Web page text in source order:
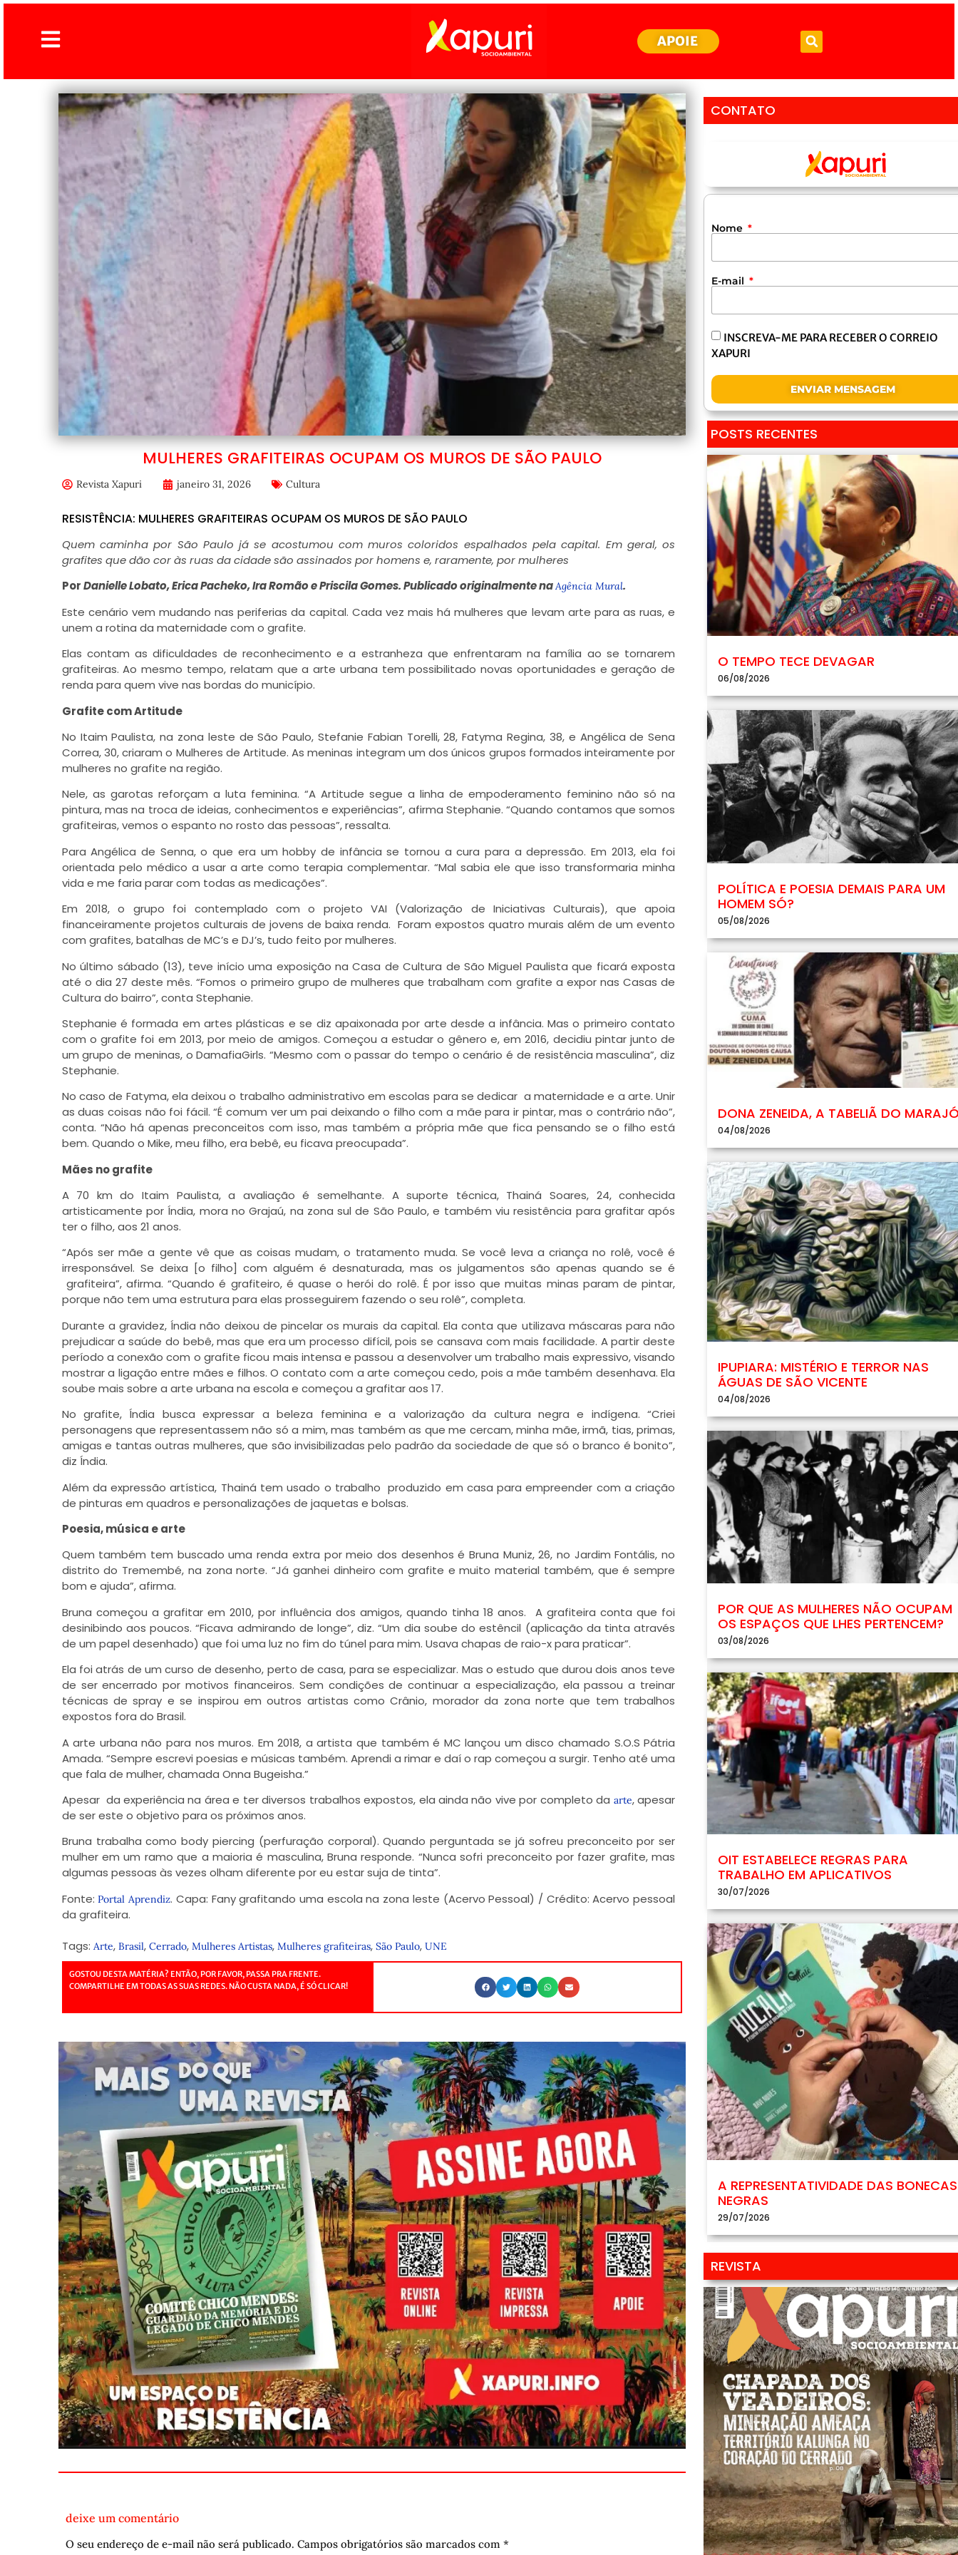
APOIE
MULHERES GRAFITEIRAS OCUPAM OS MUROS DE SÃO PAULO
Revista Xapuri janeiro 31, 2026 Cultura
RESISTÊNCIA: MULHERES GRAFITEIRAS OCUPAM OS MUROS DE SÃO PAULO
Quem caminha por São Paulo já se acostumou com muros coloridos espalhados pela capital. Em geral, os
grafites que dão cor às ruas da cidade são assinados por homens e, raramente, por mulheres
PorDanielle Lobato, Erica Pacheko, Ira Romão e Priscila Gomes. Publicado originalmente naAgência Mural.
Este cenário vem mudando nas periferias da capital. Cada vez mais há mulheres que levam arte para as ruas, e
unem a rotina da maternidade com o grafite.
Elas contam as dificuldades de reconhecimento e a estranheza que enfrentaram na família ao se tornarem
grafiteiras. Ao mesmo tempo, relatam que a arte urbana tem possibilitado novas oportunidades e geração de
renda para quem vive nas bordas do município.
Grafite com Artitude
No Itaim Paulista, na zona leste de São Paulo, Stefanie Fabian Torelli, 28, Fatyma Regina, 38, e Angélica de Sena
Correa, 30, criaram o Mulheres de Artitude. As meninas integram um dos únicos grupos formados inteiramente por
mulheres no grafite na região.
Nele, as garotas reforçam a luta feminina. “A Artitude segue a linha de empoderamento feminino não só na
pintura, mas na troca de ideias, conhecimentos e experiências”, afirma Stephanie. “Quando contamos que somos
grafiteiras, vemos o espanto no rosto das pessoas”, ressalta.
Para Angélica de Senna, o que era um hobby de infância se tornou a cura para a depressão. Em 2013, ela foi
orientada pelo médico a usar a arte como terapia complementar. “Mal sabia ele que isso transformaria minha
vida e me faria parar com todas as medicações”.
Em 2018, o grupo foi contemplado com o projeto VAI (Valorização de Iniciativas Culturais), que apoia
financeiramente projetos culturais de jovens de baixa renda. Foram expostos quatro murais além de um evento
com grafites, batalhas de MC’s e DJ’s, tudo feito por mulheres.
No último sábado (13), teve início uma exposição na Casa de Cultura de São Miguel Paulista que ficará exposta
até o dia 27 deste mês. “Fomos o primeiro grupo de mulheres que trabalham com grafite a expor nas Casas de
Cultura do bairro”, conta Stephanie.
Stephanie é formada em artes plásticas e se diz apaixonada por arte desde a infância. Mas o primeiro contato
com o grafite foi em 2013, por meio de amigos. Começou a estudar o gênero e, em 2016, decidiu pintar junto de
um grupo de meninas, o DamafiaGirls. “Mesmo com o passar do tempo o cenário é de resistência masculina”, diz
Stephanie.
No caso de Fatyma, ela deixou o trabalho administrativo em escolas para se dedicar a maternidade e a arte. Unir
as duas coisas não foi fácil. “É comum ver um pai deixando o filho com a mãe para ir pintar, mas o contrário não”,
conta. “Não há apenas preconceitos com isso, mas também a própria mãe que fica pensando se o filho está
bem. Quando o Mike, meu filho, era bebê, eu ficava preocupada”.
Mães no grafite
A 70 km do Itaim Paulista, a avaliação é semelhante. A suporte técnica, Thainá Soares, 24, conhecida
artisticamente por Índia, mora no Grajaú, na zona sul de São Paulo, e também viu resistência para grafitar após
ter o filho, aos 21 anos.
“Após ser mãe a gente vê que as coisas mudam, o tratamento muda. Se você leva a criança no rolê, você é
irresponsável. Se deixa [o filho] com alguém é desnaturada, mas os julgamentos são apenas quando se é
grafiteira”, afirma. “Quando é grafiteiro, é quase o herói do rolê. É por isso que muitas minas param de pintar,
porque não tem uma estrutura para elas prosseguirem fazendo o seu rolê”, completa.
Durante a gravidez, Índia não deixou de pincelar os murais da capital. Ela conta que utilizava máscaras para não
prejudicar a saúde do bebê, mas que era um processo difícil, pois se cansava com mais facilidade. A partir deste
período a conexão com o grafite ficou mais intensa e passou a desenvolver um trabalho mais expressivo, visando
mostrar a ligação entre mães e filhos. O contato com a arte começou cedo, pois a mãe também desenhava. Ela
soube mais sobre a arte urbana na escola e começou a grafitar aos 17.
No grafite, Índia busca expressar a beleza feminina e a valorização da cultura negra e indígena. “Criei
personagens que representassem não só a mim, mas também as que me cercam, minha mãe, irmã, tias, primas,
amigas e tantas outras mulheres, que são invisibilizadas pelo padrão da sociedade de que só o branco é bonito”,
diz Índia.
Além da expressão artística, Thainá tem usado o trabalho produzido em casa para empreender com a criação
de pinturas em quadros e personalizações de jaquetas e bolsas.
Poesia, música e arte
Quem também tem buscado uma renda extra por meio dos desenhos é Bruna Muniz, 26, no Jardim Fontális, no
distrito do Tremembé, na zona norte. “Já ganhei dinheiro com grafite e muito material também, que é sempre
bom e ajuda”, afirma.
Bruna começou a grafitar em 2010, por influência dos amigos, quando tinha 18 anos. A grafiteira conta que foi
desinibindo aos poucos. “Ficava admirando de longe”, diz. “Um dia soube do estêncil (aplicação da tinta através
de um papel desenhado) que foi uma luz no fim do túnel para mim. Usava chapas de raio-x para praticar”.
Ela foi atrás de um curso de desenho, perto de casa, para se especializar. Mas o estudo que durou dois anos teve
de ser encerrado por motivos financeiros. Sem condições de continuar a especialização, ela passou a treinar
técnicas de spray e se inspirou em outros artistas como Crânio, morador da zona norte que tem trabalhos
expostos fora do Brasil.
A arte urbana não para nos muros. Em 2018, a artista que também é MC lançou um disco chamado S.O.S Pátria
Amada. “Sempre escrevi poesias e músicas também. Aprendi a rimar e daí o rap começou a surgir. Tenho até uma
que fala de mulher, chamada Onna Bugeisha.”
Apesar da experiência na área e ter diversos trabalhos expostos, ela ainda não vive por completo da arte, apesar
de ser este o objetivo para os próximos anos.
Bruna trabalha como body piercing (perfuração corporal). Quando perguntada se já sofreu preconceito por ser
mulher em um ramo que a maioria é masculina, Bruna responde. “Nunca sofri preconceito por fazer grafite, mas
algumas pessoas às vezes olham diferente por eu estar suja de tinta”.
Fonte:Portal Aprendiz. Capa: Fany grafitando uma escola na zona leste (Acervo Pessoal) / Crédito: Acervo pessoal
da grafiteira.
Tags: Arte, Brasil, Cerrado, Mulheres Artistas, Mulheres grafiteiras, São Paulo, UNE
GOSTOU DESTA MATÉRIA? ENTÃO, POR FAVOR, PASSA PRA FRENTE.
COMPARTILHE EM TODAS AS SUAS REDES. NÃO CUSTA NADA, É SÓ CLICAR!
deixe um comentário
O seu endereço de e-mail não será publicado. Campos obrigatórios são marcados com *
CONTATO
Nome
E-mail
INSCREVA-ME PARA RECEBER O CORREIO
XAPURI
ENVIAR MENSAGEM
POSTS RECENTES
O TEMPO TECE DEVAGAR
06/08/2026
POLÍTICA E POESIA DEMAIS PARA UM
HOMEM SÓ?
05/08/2026
DONA ZENEIDA, A TABELIÃ DO
04/08/2026
IPUPIARA: MISTÉRIO E TERROR NAS
ÁGUAS DE SÃO VICENTE
04/08/2026
POR QUE AS MULHERES NÃO OCUPAM
OS ESPAÇOS QUE LHES PERTENCEM?
03/08/2026
OIT ESTABELECE REGRAS PARA
TRABALHO EM APLICATIVOS
30/07/2026
A REPRESENTATIVIDADE DAS BONECAS
NEGRAS
29/07/2026
REVISTA